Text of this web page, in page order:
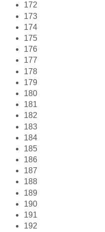
172
173
174
175
176
177
178
179
180
181
182
183
184
185
186
187
188
189
190
191
192